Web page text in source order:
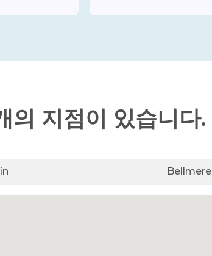
지점이 있습니다.
Bellmere